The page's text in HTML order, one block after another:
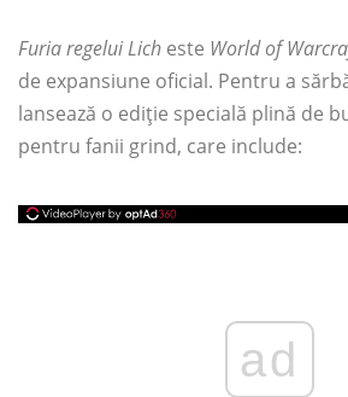
Furia regelui Lich este World of
de expansiune oficial. Pentru a
lansează o ediție specială plină de
pentru fanii grind, care include:
ad